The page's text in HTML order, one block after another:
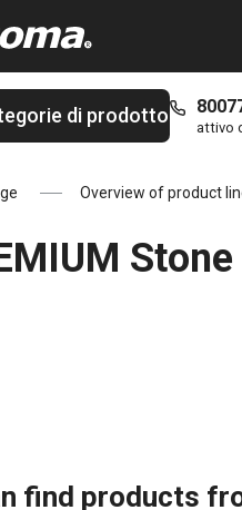
di prodotto
attivo
Overview of product
Stone
find products